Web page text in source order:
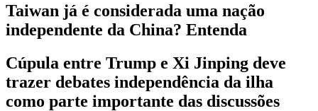
Taiwan já é considerada uma nação
independente da China? Entenda
Cúpula entre Trump e Xi Jinping deve
trazer debates independência da ilha
como parte importante das discussões